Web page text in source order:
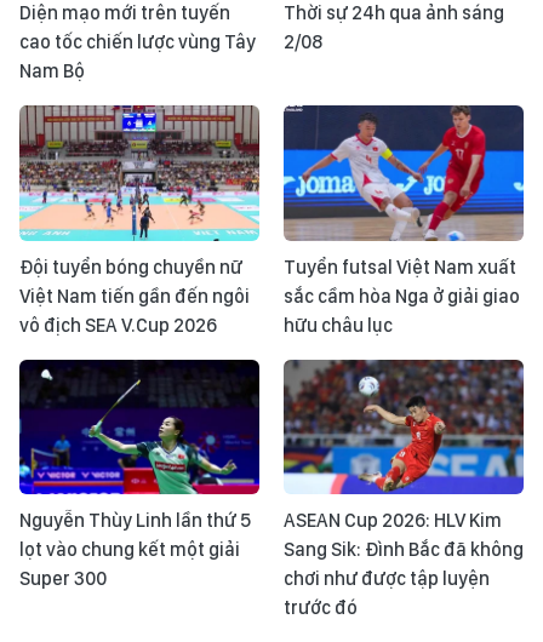
Diện mạo mới trên tuyến
cao tốc chiến lược vùng Tây
Nam Bộ
Thời sự 24h qua ảnh sáng
2/08
Đội tuyển bóng chuyền nữ
Việt Nam tiến gần đến ngôi
vô địch SEA V.Cup 2026
Tuyển futsal Việt Nam xuất
sắc cầm hòa Nga ở giải giao
hữu châu lục
Nguyễn Thùy Linh lần thứ 5
lọt vào chung kết một giải
Super 300
ASEAN Cup 2026: HLV Kim
Sang Sik: Đình Bắc đã không
chơi như được tập luyện
trước đó